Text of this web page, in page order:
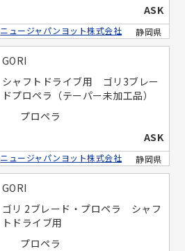
ASK
静岡県
ニュージャパンヨット株式会社
GORI
シャフトドライブ用 ゴリ3ブレー
ドプロペラ（テーパー未加工品）
プロペラ
ASK
静岡県
ニュージャパンヨット株式会社
GORI
ゴリ 2ブレード・プロペラ シャフ
トドライブ用
プロペラ